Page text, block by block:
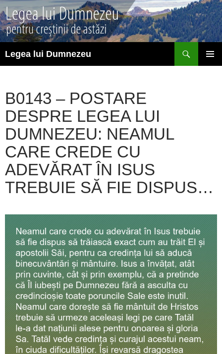
Sari
la
conținut
Legea lui Dumnezeu
B0143 – POSTARE
DESPRE LEGEA LUI
DUMNEZEU: NEAMUL
CARE CREDE CU
ADEVĂRAT ÎN ISUS
TREBUIE SĂ FIE DISPUS…